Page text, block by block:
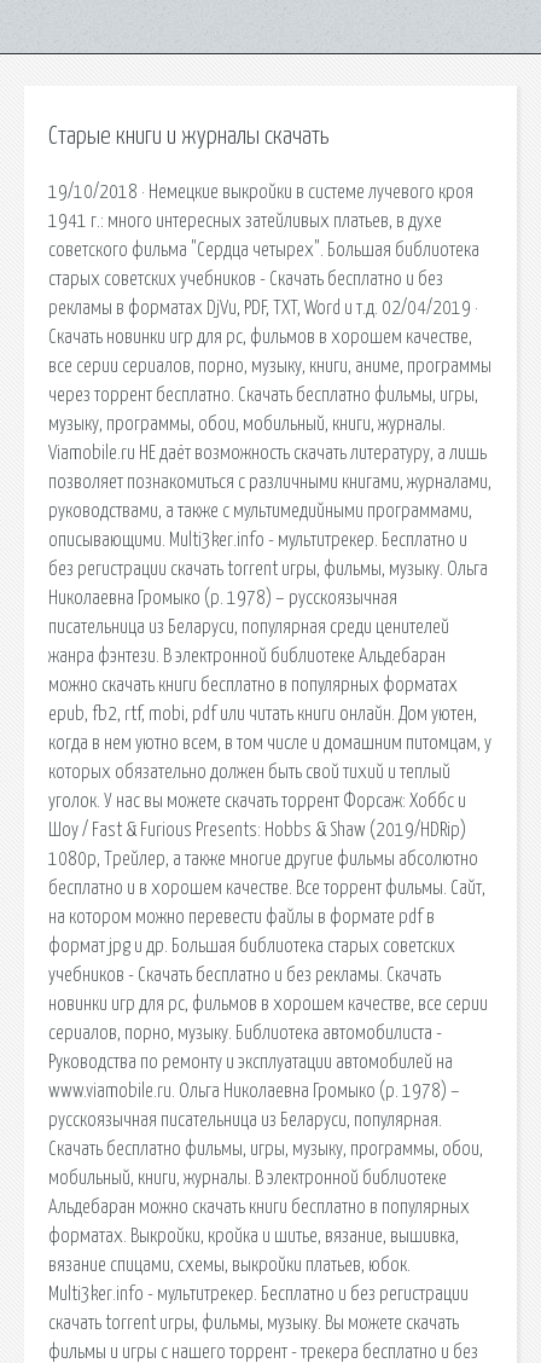
Старые книги и журналы скачать
19/10/2018 · Немецкие выкройки в системе лучевого кроя
1941 г.: много интересных затейливых платьев, в духе
советского фильма "Сердца четырех". Большая библиотека
старых советских учебников - Скачать бесплатно и без
рекламы в форматах DjVu, PDF, TXT, Word и т.д. 02/04/2019 ·
Скачать новинки игр для pc, фильмов в хорошем качестве,
все серии сериалов, порно, музыку, книги, аниме, программы
через торрент бесплатно. Скачать бесплатно фильмы, игры,
музыку, программы, обои, мобильный, книги, журналы.
Viamobile.ru НЕ даёт возможность скачать литературу, а лишь
позволяет познакомиться с различными книгами, журналами,
руководствами, а также с мультимедийными программами,
описывающими. Multi3ker.info - мультитрекер. Бесплатно и
без регистрации скачать torrent игры, фильмы, музыку. Ольга
Николаевна Громыко (р. 1978) – русскоязычная
писательница из Беларуси, популярная среди ценителей
жанра фэнтези. В электронной библиотеке Альдебаран
можно скачать книги бесплатно в популярных форматах
epub, fb2, rtf, mobi, pdf или читать книги онлайн. Дом уютен,
когда в нем уютно всем, в том числе и домашним питомцам, у
которых обязательно должен быть свой тихий и теплый
уголок. У нас вы можете скачать торрент Форсаж: Хоббс и
Шоу / Fast & Furious Presents: Hobbs & Shaw (2019/HDRip)
1080p, Трейлер, а также многие другие фильмы абсолютно
бесплатно и в хорошем качестве. Все торрент фильмы. Сайт,
на котором можно перевести файлы в формате pdf в
формат jpg и др. Большая библиотека старых советских
учебников - Скачать бесплатно и без рекламы. Скачать
новинки игр для pc, фильмов в хорошем качестве, все серии
сериалов, порно, музыку. Библиотека автомобилиста -
Руководства по ремонту и эксплуатации автомобилей на
www.viamobile.ru. Ольга Николаевна Громыко (р. 1978) –
русскоязычная писательница из Беларуси, популярная.
Скачать бесплатно фильмы, игры, музыку, программы, обои,
мобильный, книги, журналы. В электронной библиотеке
Альдебаран можно скачать книги бесплатно в популярных
форматах. Выкройки, кройка и шитье, вязание, вышивка,
вязание спицами, схемы, выкройки платьев, юбок.
Multi3ker.info - мультитрекер. Бесплатно и без регистрации
скачать torrent игры, фильмы, музыку. Вы можете скачать
фильмы и игры с нашего торрент - трекера бесплатно и без